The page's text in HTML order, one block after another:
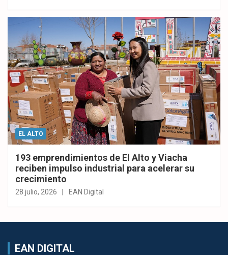
EL ALTO
193 emprendimientos de El Alto y Viacha
reciben impulso industrial para acelerar su
crecimiento
28 julio, 2026 EAN Digital
EAN DIGITAL